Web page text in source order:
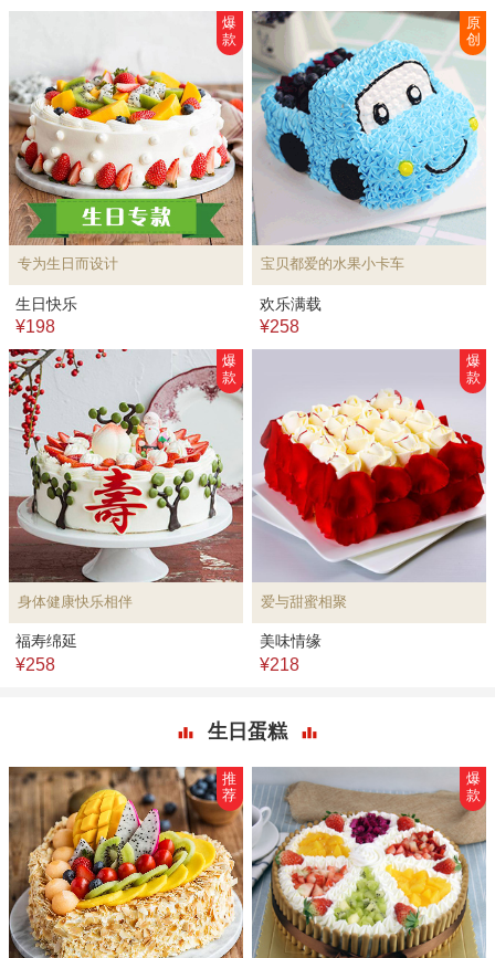
专为生日而设计
爆
款
生日快乐
¥198
宝贝都爱的水果小卡车
原
创
欢乐满载
¥258
身体健康快乐相伴
爆
款
福寿绵延
¥258
爱与甜蜜相聚
爆
款
美味情缘
¥218
生日蛋糕
推
荐
爆
款